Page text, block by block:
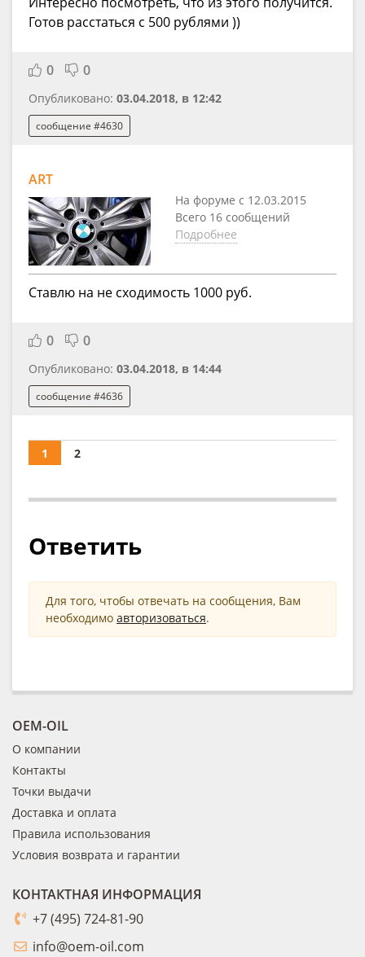
Готов расстаться с 500 рублями ))
0 0
Опубликовано: 03.04.2018, в 12:42
сообщение #4630
ART
На форуме с 12.03.2015
Всего 16 сообщений
Подробнее
Ставлю на не сходимость 1000 руб.
0 0
Опубликовано: 03.04.2018, в 14:44
сообщение #4636
1 2
Ответить
Для того, чтобы отвечать на сообщения, Вам
необходимо авторизоваться.
OEM-OIL
О компании
Контакты
Точки выдачи
Доставка и оплата
Правила использования
Условия возврата и гарантии
КОНТАКТНАЯ ИНФОРМАЦИЯ
+7 (495) 724-81-90
info@oem-oil.com